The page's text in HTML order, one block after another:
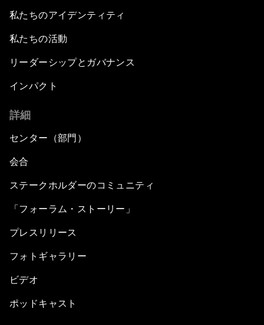
私たちのアイデンティティ
私たちの活動
リーダーシップとガバナンス
インパクト
詳細
センター（部門）
会合
ステークホルダーのコミュニティ
「フォーラム・ストーリー」
プレスリリース
フォトギャラリー
ビデオ
ポッドキャスト